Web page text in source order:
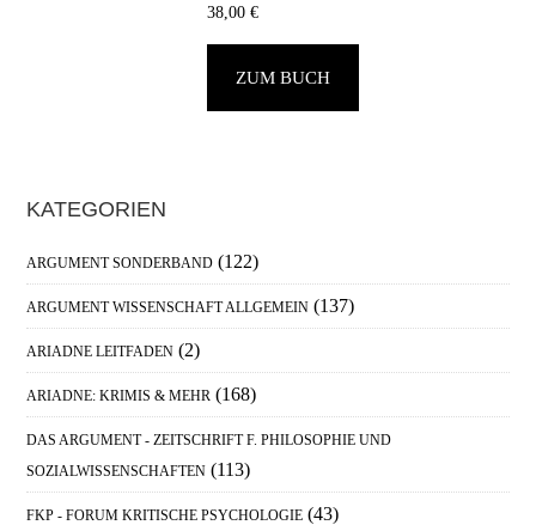
38,00€
ZUM BUCH
Haupt-
Sidebar
KATEGORIEN
ARGUMENT SONDERBAND (122)
ARGUMENT WISSENSCHAFT ALLGEMEIN (137)
ARIADNE LEITFADEN (2)
ARIADNE: KRIMIS & MEHR (168)
DAS ARGUMENT - ZEITSCHRIFT F. PHILOSOPHIE UND
SOZIALWISSENSCHAFTEN (113)
FKP - FORUM KRITISCHE PSYCHOLOGIE (43)